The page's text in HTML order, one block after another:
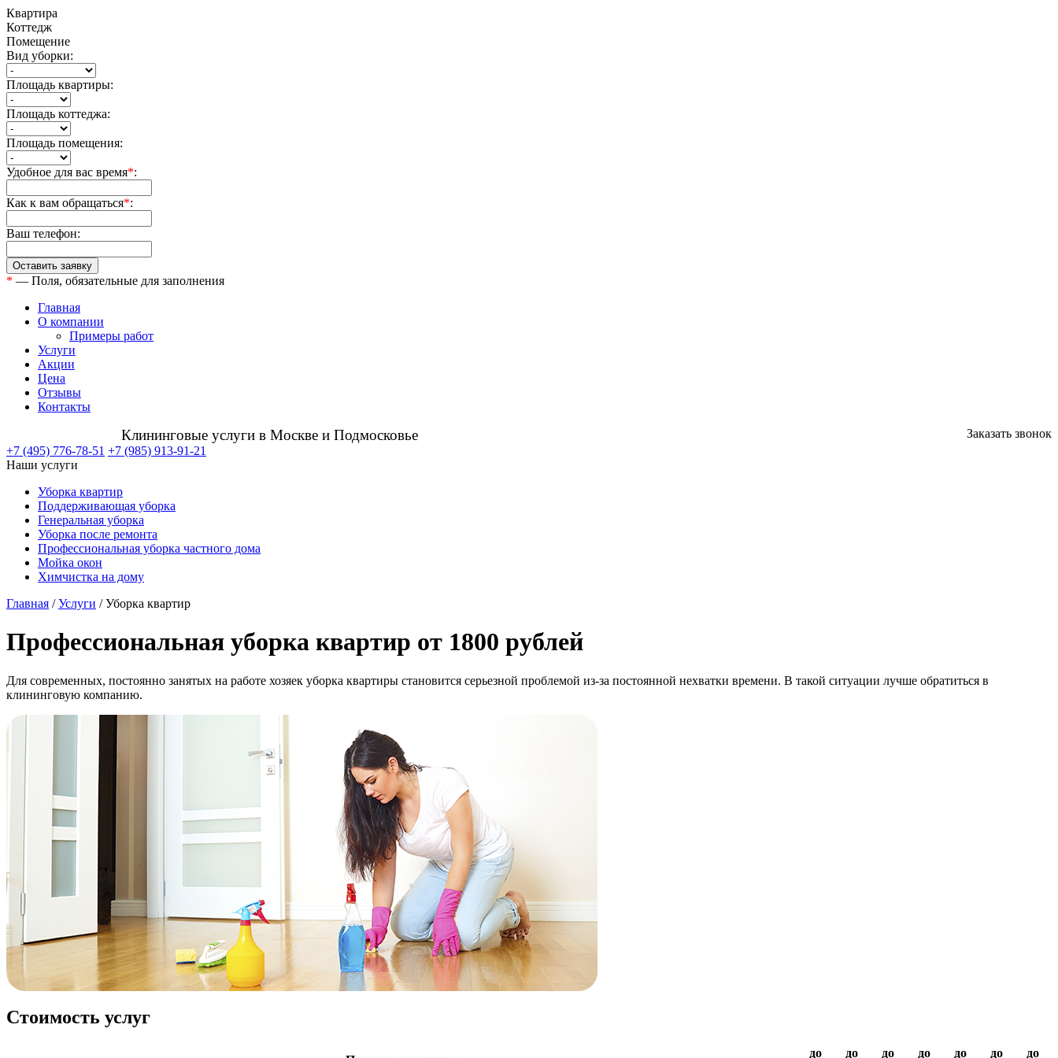
Квартира
Коттедж
Помещение
Вид уборки:
Площадь квартиры:
Площадь коттеджа:
Площадь помещения:
Удобное для вас время*:
Как к вам обращаться*:
Ваш телефон:
* — Поля, обязательные для заполнения
Главная
О компании
Примеры работ
Услуги
Акции
Цена
Отзывы
Контакты
Клининговые услуги в Москве и Подмосковье
+7 (495) 776-78-51 +7 (985) 913-91-21
Заказать звонок
Наши услуги
Уборка квартир
Поддерживающая уборка
Генеральная уборка
Уборка после ремонта
Профессиональная уборка частного дома
Мойка окон
Химчистка на дому
Главная /Услуги /Уборка квартир
Профессиональная уборка квартир от 1800 рублей
Для современных, постоянно занятых на работе хозяек уборка квартиры становится серьезной проблемой из-за постоянной нехватки времени. В такой ситуации лучше обратиться в
клининговую компанию.
Стоимость услуг
до
до
до
до
до
до
до